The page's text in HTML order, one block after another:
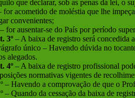
que declarar, sob as penas da lei, o
for acometido de moléstia que lhe
convenientes;
for ausentar-se do País por período
3º – A baixa de registro será concedida
único – Havendo dúvida no
alegados.
4º – A baixa de registro profissional
normativas vigentes de
– Havendo a comprovação de que o
– Quando da cessação da baixa de